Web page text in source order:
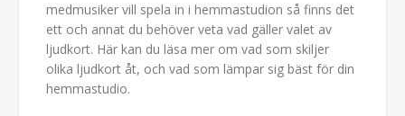
medmusiker vill spela in i hemmastudion så finns det
ett och annat du behöver veta vad gäller valet av
ljudkort. Här kan du läsa mer om vad som skiljer
olika ljudkort åt, och vad som lämpar sig bäst för din
hemmastudio.